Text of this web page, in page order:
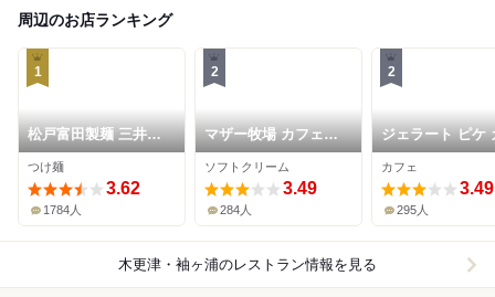
周辺のお店ランキング
1
松戸富田製麺 三井ア
ウトレットパーク木更
津店
つけ麺
3.62
1784人
2
マザー牧場 カフェア
ンドソフトクリーム
三井アウトレットパー
ク木更津店
ソフトクリーム
3.49
284人
2
ジェラート ピケ
ェ クレープリー
アウトレットパ
更津店
カフェ
3.49
295人
木更津・袖ヶ浦のレストラン情報を見る